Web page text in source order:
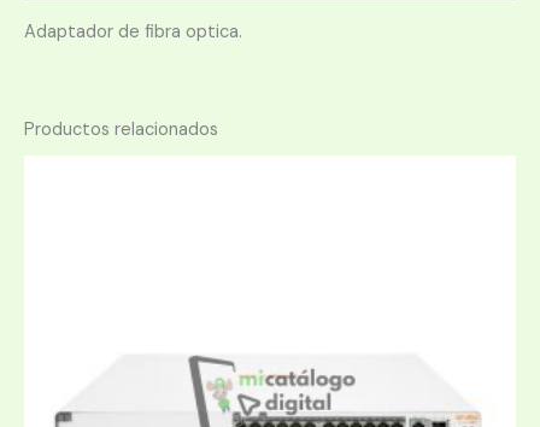
Adaptador de fibra optica.
Productos relacionados